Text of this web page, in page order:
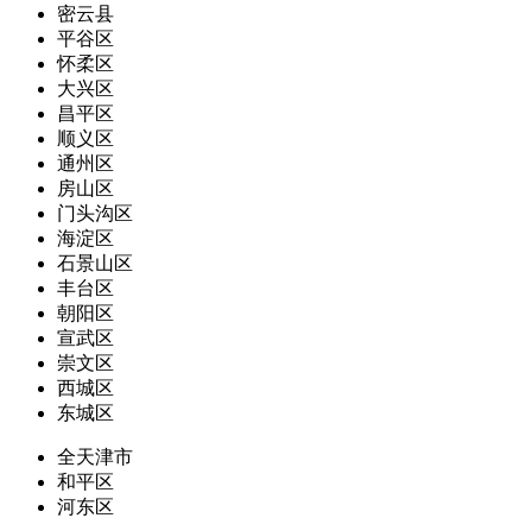
密云县
平谷区
怀柔区
大兴区
昌平区
顺义区
通州区
房山区
门头沟区
海淀区
石景山区
丰台区
朝阳区
宣武区
崇文区
西城区
东城区
全天津市
和平区
河东区